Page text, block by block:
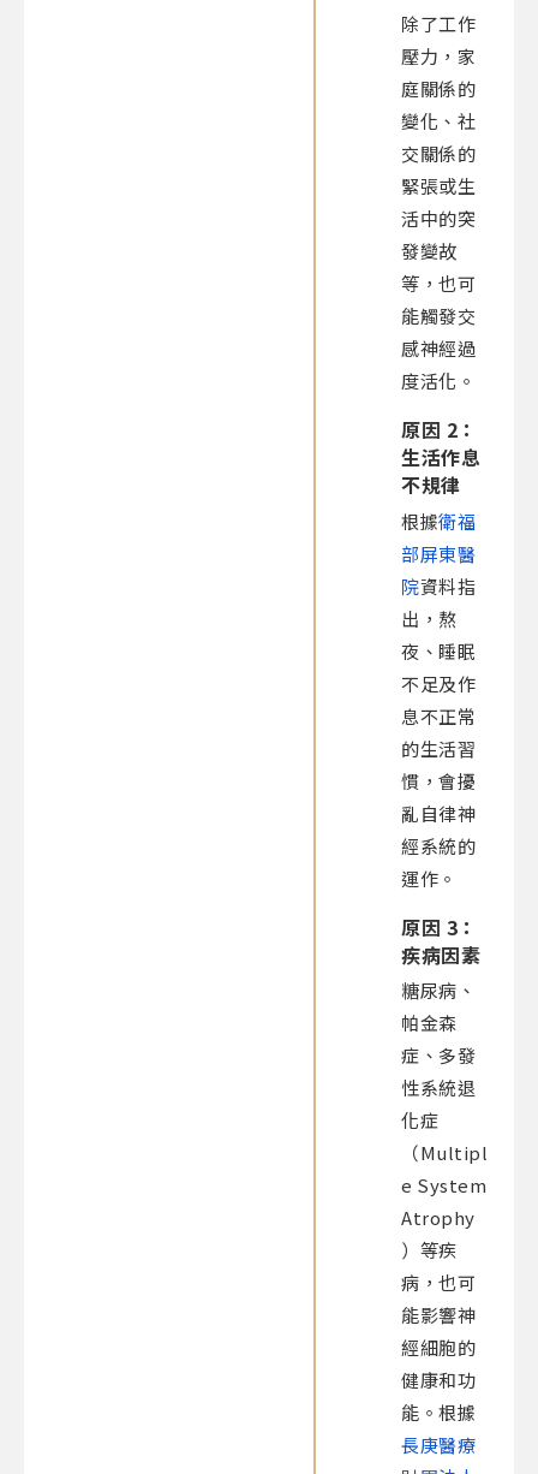
除了工作
壓力，家
庭關係的
變化、社
交關係的
緊張或生
活中的突
發變故
等，也可
能觸發交
感神經過
度活化。
原因 2：
生活作息
不規律
根據衛福
部屏東醫
院資料指
出，熬
夜、睡眠
不足及作
息不正常
的生活習
慣，會擾
亂自律神
經系統的
運作。
原因 3：
疾病因素
糖尿病、
帕金森
症、多發
性系統退
化症
（Multipl
e System
Atrophy
）等疾
病，也可
能影響神
經細胞的
健康和功
能。根據
長庚醫療